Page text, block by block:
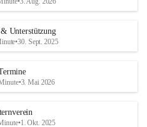
genossen die willkommene
Mit vielen lachenden
Unterstützung
•30. Sept. 2025
•3. Mai 2026
•1. Okt. 2025